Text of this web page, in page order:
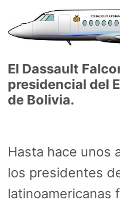
El Dassault
presidencial del
de Bolivia.
Hasta hace unos
los presidentes
latinoamericanas